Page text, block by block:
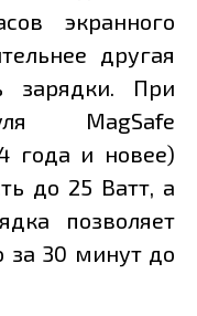
экранного
другая
зарядки. При
MagSafe
года и новее)
до 25 Ватт, а
позволяет
за 30 минут до